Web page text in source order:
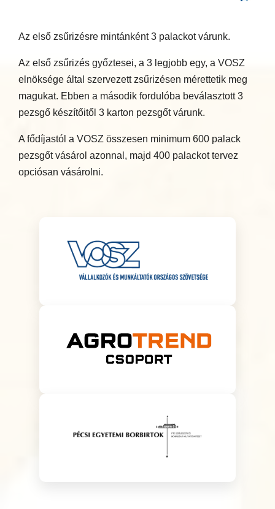
Az első zsűrizésre mintánként 3 palackot várunk.
Az első zsűrizés győztesei, a 3 legjobb egy, a VOSZ
elnöksége által szervezett zsűrizésen mérettetik meg
magukat. Ebben a második fordulóba beválasztott 3
pezsgő készítőitől 3 karton pezsgőt várunk.
A fődíjastól a VOSZ összesen minimum 600 palack
pezsgőt vásárol azonnal, majd 400 palackot tervez
opciósan vásárolni.